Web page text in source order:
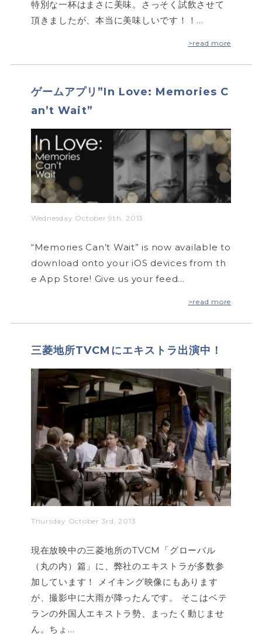
特別な一杯はまさに美味。さっそく試飲させて
頂きましたが、本当に美味しいです！！…
>read more
ゲームアプリ”In Love: Memories C
an’t Wait”
Wednesday October 9th, 2013
“Memories Can’t Wait” is now available to
download onto your iOS devices from th
e App Store! Give us your feed…
>read more
三菱地所TVCMにエキストラ出演中！
Thursday October 3rd, 2013
現在放映中の三菱地所のTVCM「グローバル
（丸の内）篇」に、弊社のエキストラが多数参
加しています！ メイキング映像にもあります
が、撮影中に大雨が降ったんです。 そこはベテ
ランの外国人エキストラ勢、まったく動じませ
ん。ちょ…